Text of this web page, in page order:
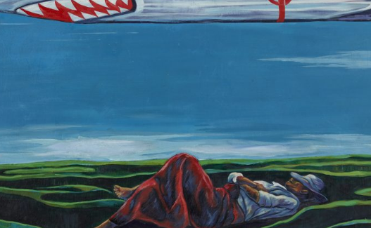
施設貸出
あじびの楽しみ方